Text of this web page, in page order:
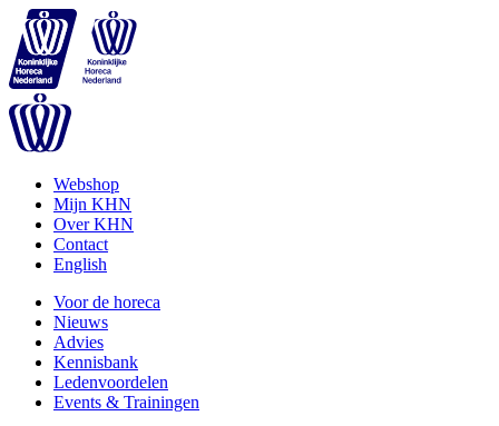
Webshop
Mijn KHN
Over KHN
Contact
English
Voor de horeca
Nieuws
Advies
Kennisbank
Ledenvoordelen
Events & Trainingen